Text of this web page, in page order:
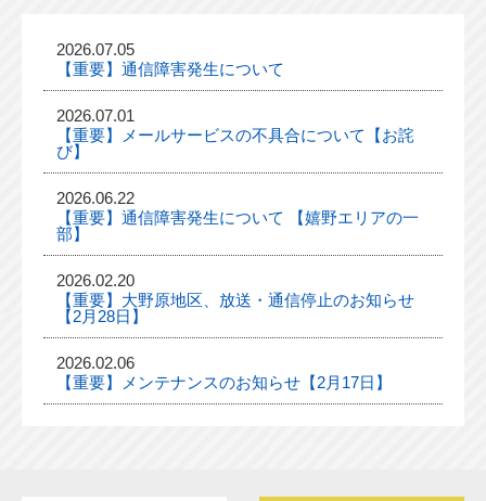
2026.07.05
【重要】通信障害発生について
2026.07.01
【重要】メールサービスの不具合について【お詫
び】
2026.06.22
【重要】通信障害発生について 【嬉野エリアの一
部】
2026.02.20
【重要】大野原地区、放送・通信停止のお知らせ
【2月28日】
2026.02.06
【重要】メンテナンスのお知らせ【2月17日】